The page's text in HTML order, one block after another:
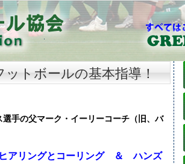
トボールの基本指導！
の父マーク・イーリーコーチ（旧、バ
アリングとコーリング ＆ ハンズ